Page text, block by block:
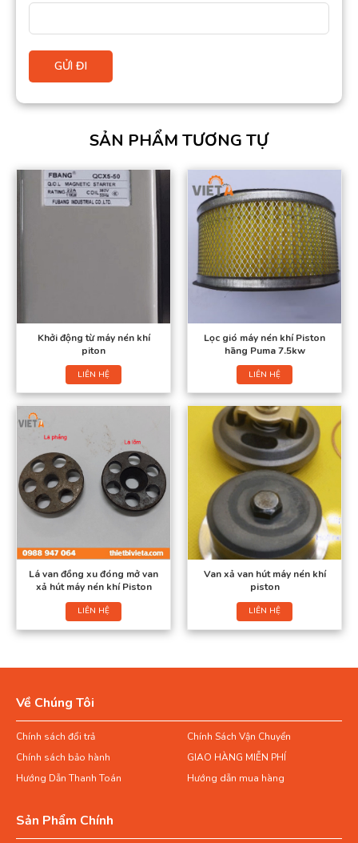
SẢN PHẨM TƯƠNG TỰ
Khởi động từ máy nén khí
piton
LIÊN HỆ
Lọc gió máy nén khí Piston
hãng Puma 7.5kw
LIÊN HỆ
Lá van đồng xu đóng mở van
xả hút máy nén khí Piston
LIÊN HỆ
Van xả van hút máy nén khí
piston
LIÊN HỆ
Về Chúng Tôi
Chính sách đổi trả
Chính Sách Vận Chuyển
Chính sách bảo hành
GIAO HÀNG MIỄN PHÍ
Hướng Dẫn Thanh Toán
Hướng dẫn mua hàng
Sản Phẩm Chính